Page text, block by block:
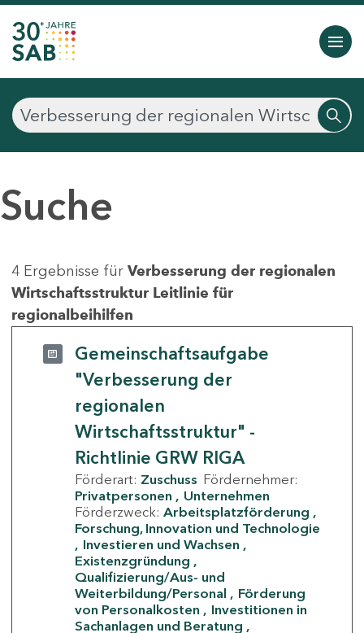
Suche
4 Ergebnisse für Verbesserung der regionalen
Wirtschaftsstruktur Leitlinie für
regionalbeihilfen
Gemeinschaftsaufgabe
"Verbesserung der
regionalen
Wirtschaftsstruktur" -
Richtlinie GRW RIGA
Förderart: Zuschuss Fördernehmer:
Privatpersonen
Unternehmen
Förderzweck: Arbeitsplatzförderung
Forschung, Innovation und Technologie
Investieren und Wachsen
Existenzgründung
Qualifizierung/Aus- und
Weiterbildung/Personal
Förderung
von Personalkosten
Investitionen in
Sachanlagen und Beratung